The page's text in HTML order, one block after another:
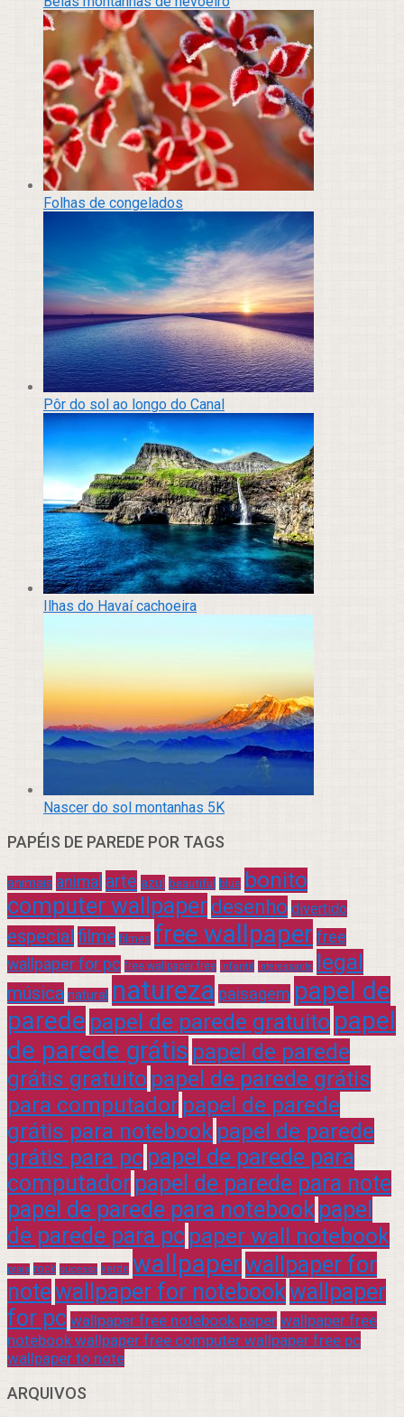
Folhas de congelados
Pôr do sol ao longo do Canal
Ilhas do Havaí cachoeira
Nascer do sol montanhas 5K
PAPÉIS DE PAREDE POR TAGS
animais animal arte azul beautiful blue bonito
computer wallpaper desenho divertido
especial filme filmes free wallpaper free
wallpaper for pc free wallpaper free infantil interessante legal
música natural natureza paisagem papel de
parede papel de parede gratuito papel
de parede grátis papel de parede
grátis gratuito papel de parede grátis
para computador papel de parede
grátis para notebook papel de parede
grátis para pc papel de parede para
computador papel de parede para note
papel de parede para notebook papel
de parede para pc paper wall notebook
praia rock sucesso verde wallpaperwallpaper for
notewallpaper for notebookwallpaper
for pc wallpaper free notebook paper wallpaper free
notebook wallpaper free computer wallpaper free pc
wallpaper to note
ARQUIVOS